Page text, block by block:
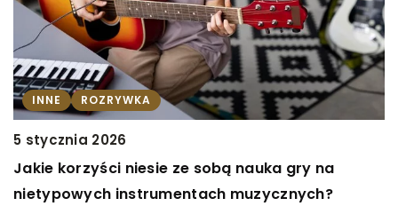
INNE ROZRYWKA
5 stycznia 2026
Jakie korzyści niesie ze sobą nauka gry na
nietypowych instrumentach muzycznych?